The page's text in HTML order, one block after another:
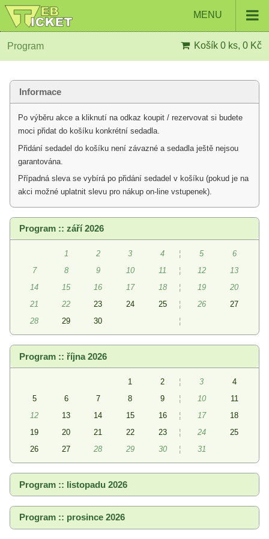
MENU
Program Košík 0 ks, 0 Kč
Informace
Po výběru akce a kliknutí na odkaz koupit / rezervovat si budete
moci přidat do košíku konkrétní sedadla.
Přidání sedadel do košíku není závazné a sedadla ještě nejsou
garantována.
Případná sleva se vybírá po přidání sedadel v košíku (pokud je na
akci možné uplatnit slevu pro nákup on-line vstupenek).
Program :: září 2026
1 2 3 4 ¦ 5
6
7
8 9 10 11 ¦ 12
13
14
15 16 17 18 ¦ 19
20
21
22 23 24 25 ¦ 26
27
28
29 30 ¦
Program :: října 2026
1 2 ¦ 3
4
5
6 7 8 9 ¦ 10
11
12
13 14 15 16 ¦ 17
18
19
20 21 22 23 ¦ 24
25
26
27 28 29 30 ¦ 31
Program :: listopadu 2026
Program :: prosince 2026